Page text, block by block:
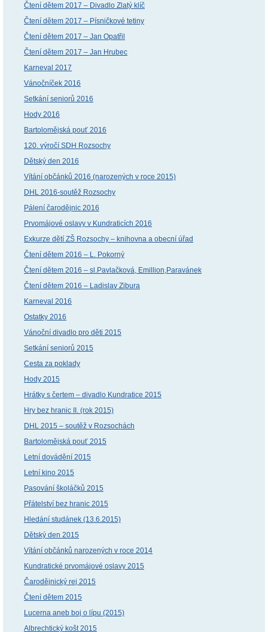
Čtení dětem 2017 – Divadlo Zlatý klíč
Čtení dětem 2017 – Písničkové tetiny
Čtení dětem 2017 – Jan Opatřil
Čtení dětem 2017 – Jan Hrubec
Karneval 2017
Vánočníček 2016
Setkání seniorů 2016
Hody 2016
Bartolomějská pouť 2016
120. výročí SDH Rozsochy
Dětský den 2016
Vítání občánků 2016 (narozených v roce 2015)
DHL 2016-soutěž Rozsochy
Pálení čarodějnic 2016
Prvomájové oslavy v Kundraticích 2016
Exkurze dětí ZŠ Rozsochy – knihovna a obecní úřad
Čtení dětem 2016 – L. Pokorný
Čtení dětem 2016 – sl.Pavlačková, Emillion,Paravánek
Čtení dětem 2016 – Ladislav Zibura
Karneval 2016
Ostatky 2016
Vánoční divadlo pro děti 2015
Setkání seniorů 2015
Cesta za poklady
Hody 2015
Hrátky s čertem – divadlo Kundratice 2015
Hry bez hranic II. (rok 2015)
DHL 2015 – soutěž v Rozsochách
Bartolomějská pouť 2015
Letní dovádění 2015
Letní kino 2015
Pasování školáčků 2015
Přátelství bez hranic 2015
Hledání studánek (13.6.2015)
Dětský den 2015
Vítání občánků narozených v roce 2014
Kundratické prvomájové oslavy 2015
Čarodějnický rej 2015
Čtení dětem 2015
Lucerna aneb boj o lípu (2015)
Albrechtický košt 2015